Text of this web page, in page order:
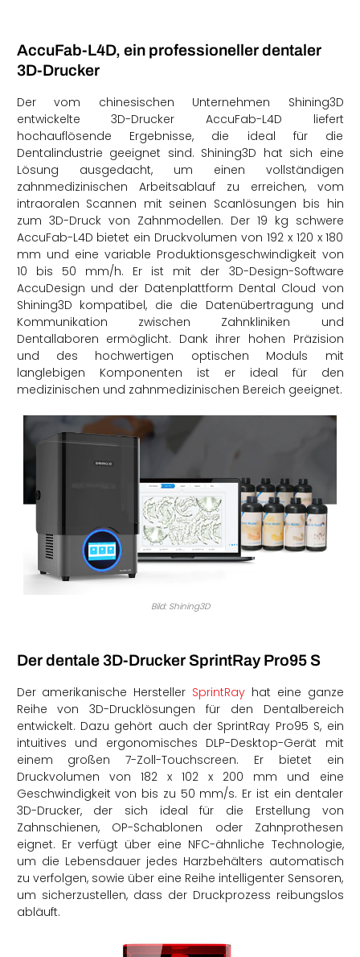
AccuFab-L4D, ein professioneller dentaler
3D-Drucker
Der vom chinesischen Unternehmen Shining3D
entwickelte 3D-Drucker AccuFab-L4D liefert
hochauflösende Ergebnisse, die ideal für die
Dentalindustrie geeignet sind. Shining3D hat sich eine
Lösung ausgedacht, um einen vollständigen
zahnmedizinischen Arbeitsablauf zu erreichen, vom
intraoralen Scannen mit seinen Scanlösungen bis hin
zum 3D-Druck von Zahnmodellen. Der 19 kg schwere
AccuFab-L4D bietet ein Druckvolumen von 192 x 120 x 180
mm und eine variable Produktionsgeschwindigkeit von
10 bis 50 mm/h. Er ist mit der 3D-Design-Software
AccuDesign und der Datenplattform Dental Cloud von
Shining3D kompatibel, die die Datenübertragung und
Kommunikation zwischen Zahnkliniken und
Dentallaboren ermöglicht. Dank ihrer hohen Präzision
und des hochwertigen optischen Moduls mit
langlebigen Komponenten ist er ideal für den
medizinischen und zahnmedizinischen Bereich geeignet.
Bild: Shining3D
Der dentale 3D-Drucker SprintRay Pro95 S
Der amerikanische Hersteller SprintRay hat eine ganze
Reihe von 3D-Drucklösungen für den Dentalbereich
entwickelt. Dazu gehört auch der SprintRay Pro95 S, ein
intuitives und ergonomisches DLP-Desktop-Gerät mit
einem großen 7-Zoll-Touchscreen. Er bietet ein
Druckvolumen von 182 x 102 x 200 mm und eine
Geschwindigkeit von bis zu 50 mm/s. Er ist ein dentaler
3D-Drucker, der sich ideal für die Erstellung von
Zahnschienen, OP-Schablonen oder Zahnprothesen
eignet. Er verfügt über eine NFC-ähnliche Technologie,
um die Lebensdauer jedes Harzbehälters automatisch
zu verfolgen, sowie über eine Reihe intelligenter Sensoren,
um sicherzustellen, dass der Druckprozess reibungslos
abläuft.